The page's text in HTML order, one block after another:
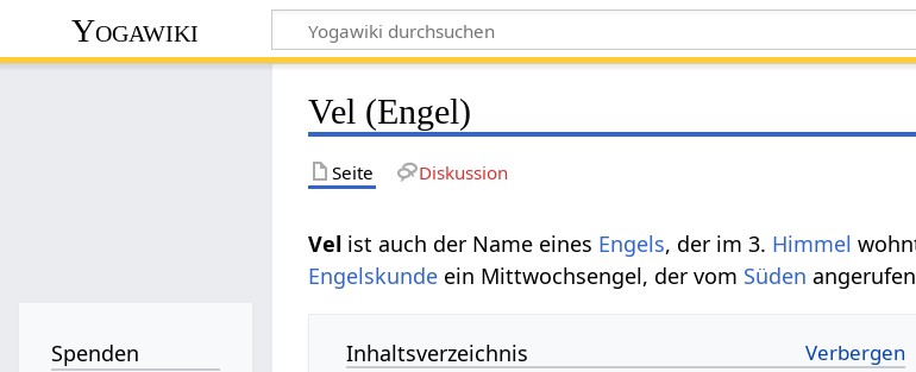
Yogawiki
Vel (Engel)
Seite Diskussion
Vel ist auch der Name eines Engels, der im 3. Himmel
Engelskunde ein Mittwochsengel, der vom Süden
Inhaltsverzeichnis
Spenden